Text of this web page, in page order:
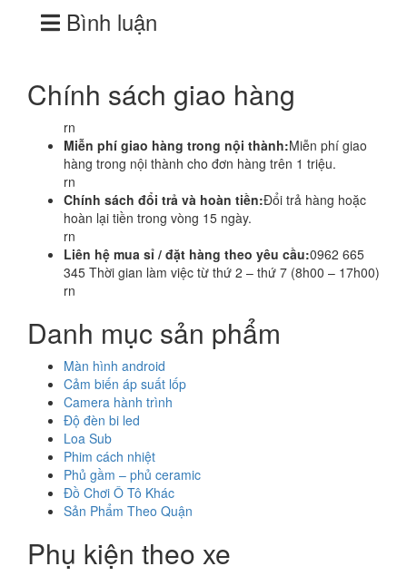
Bình luận
Chính sách giao hàng
rn
Miễn phí giao hàng trong nội thành:Miễn phí giao
hàng trong nội thành cho đơn hàng trên 1 triệu.
rn
Chính sách đổi trả và hoàn tiền:Đổi trả hàng hoặc
hoàn lại tiền trong vòng 15 ngày.
rn
Liên hệ mua sỉ / đặt hàng theo yêu cầu:0962 665
345 Thời gian làm việc từ thứ 2 – thứ 7 (8h00 – 17h00)
rn
Danh mục sản phẩm
Màn hình android
Cảm biến áp suất lốp
Camera hành trình
Độ đèn bi led
Loa Sub
Phim cách nhiệt
Phủ gầm – phủ ceramic
Đồ Chơi Ô Tô Khác
Sản Phẩm Theo Quận
Phụ kiện theo xe